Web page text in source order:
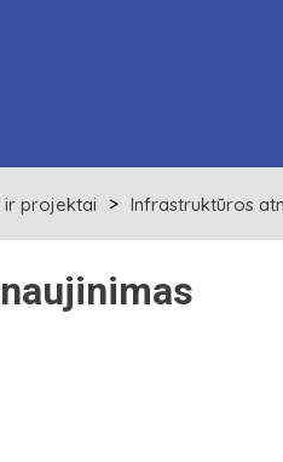
projektai Infrastruktūros